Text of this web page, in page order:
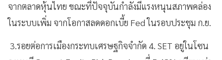
จากตลาดหุ้นไทย ขณะที่ปัจจุบันกำลังมีแรงหนุนสภาพคล่อง
ในระบบเพิ่ม จากโอกาสลดดอกเบี้ย Fed ในรอบประชุม ก.ย.
3.รอยต่อการเมืองกระทบเศรษฐกิจจำกัด 4. SET อยู่ในโซน